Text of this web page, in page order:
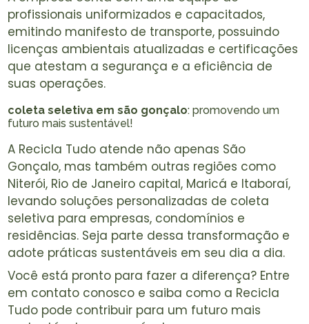
profissionais uniformizados e capacitados,
emitindo manifesto de transporte, possuindo
licenças ambientais atualizadas e certificações
que atestam a segurança e a eficiência de
suas operações.
coleta seletiva em são gonçalo: promovendo um
futuro mais sustentável!
A Recicla Tudo atende não apenas São
Gonçalo, mas também outras regiões como
Niterói, Rio de Janeiro capital, Maricá e Itaboraí,
levando soluções personalizadas de coleta
seletiva para empresas, condomínios e
residências. Seja parte dessa transformação e
adote práticas sustentáveis em seu dia a dia.
Você está pronto para fazer a diferença? Entre
em contato conosco e saiba como a Recicla
Tudo pode contribuir para um futuro mais